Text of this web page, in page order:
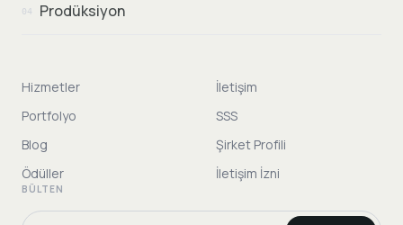
04 Prodüksiyon
Hizmetler
İletişim
Portfolyo
SSS
Blog
Şirket Profili
Ödüller
İletişim İzni
BÜLTEN